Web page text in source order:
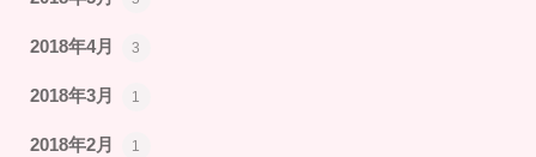
2018年4月 3
2018年3月 1
2018年2月 1